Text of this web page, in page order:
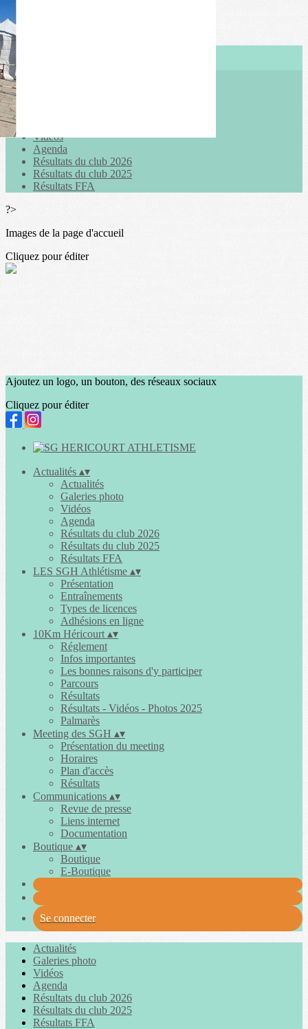
Exporter les lignes sélectionnées
Menu
<
>
Vidéos
Agenda
Résultats du club 2026
Résultats du club 2025
Résultats FFA
?>
Images de la page d'accueil
Cliquez pour éditer
Ajoutez un logo, un bouton, des réseaux sociaux
Cliquez pour éditer
Actualités ▴▾
Actualités
Galeries photo
Vidéos
Agenda
Résultats du club 2026
Résultats du club 2025
Résultats FFA
LES SGH Athlétisme ▴▾
Présentation
Entraînements
Types de licences
Adhésions en ligne
10Km Héricourt ▴▾
Réglement
Infos importantes
Les bonnes raisons d'y participer
Parcours
Résultats
Résultats - Vidéos - Photos 2025
Palmarès
Meeting des SGH ▴▾
Présentation du meeting
Horaires
Plan d'accès
Résultats
Communications ▴▾
Revue de presse
Liens internet
Documentation
Boutique ▴▾
Boutique
E-Boutique
Se connecter
Actualités
Galeries photo
Vidéos
Agenda
Résultats du club 2026
Résultats du club 2025
Résultats FFA